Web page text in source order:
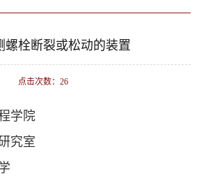
螺栓断裂或松动的装置
点击次数： 26
学院
究室